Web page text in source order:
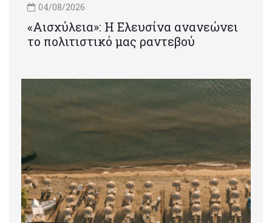
04/08/2026
«Αισχύλεια»: Η Ελευσίνα ανανεώνει
το πολιτιστικό μας ραντεβού